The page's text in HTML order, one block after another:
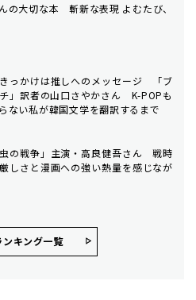
の大切な本 斬新な表現 よむたび、
っかけは推しへのメッセージ 「ブ
」訳者の山口さやかさん K-POPも
ない私が韓国文学を翻訳するまで
の戦争」主演・高良健吾さん 戦時
しさと漫画への強い熱量を感じなが
ンキング⼀覧